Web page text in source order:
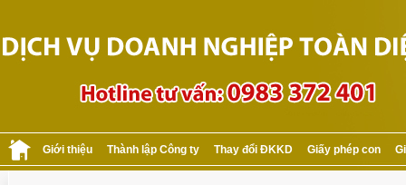
Giới thiệu Thành lập Công ty Thay đổi ĐKKD Giấy phép con